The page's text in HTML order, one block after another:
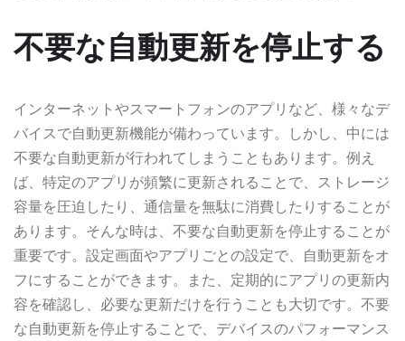
不要な自動更新を停止する
インターネットやスマートフォンのアプリなど、様々なデ
バイスで自動更新機能が備わっています。しかし、中には
不要な自動更新が行われてしまうこともあります。例え
ば、特定のアプリが頻繁に更新されることで、ストレージ
容量を圧迫したり、通信量を無駄に消費したりすることが
あります。そんな時は、不要な自動更新を停止することが
重要です。設定画面やアプリごとの設定で、自動更新をオ
フにすることができます。また、定期的にアプリの更新内
容を確認し、必要な更新だけを行うことも大切です。不要
な自動更新を停止することで、デバイスのパフォーマンス